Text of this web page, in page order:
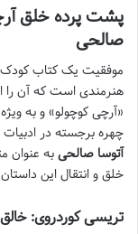
پشت پرده خلق
صالحی
موفقیت یک کتاب
هنرمندی است که آن را
«آرچی کوچولو» و به
چهره برجسته در
آتوسا صالحیبه عنوان
خلق و انتقال این
تریسی کوردروی: